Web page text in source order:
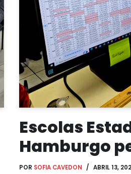
Escolas
Hamburgo
POR SOFIA CAVEDON ABRIL 13,